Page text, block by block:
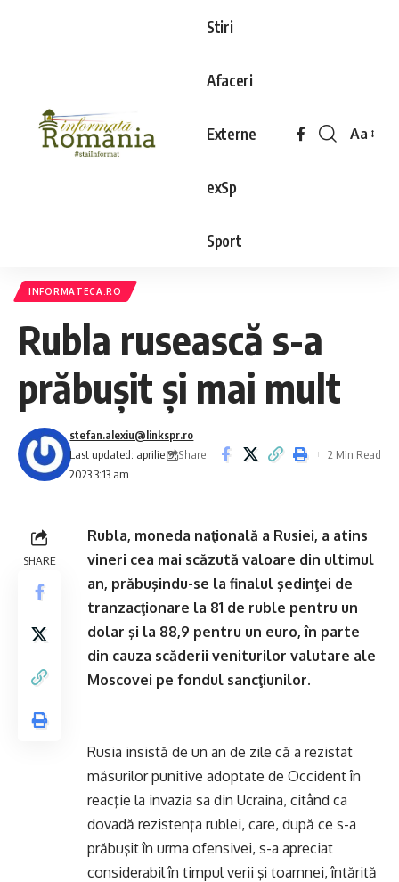
Stiri
Afaceri
Externe
exSp
Sport
Aa
INFORMATECA.RO
Rubla rusească s-a
prăbuşit și mai mult
Last updated: aprilie 9,
2023 3:13 am
stefan.alexiu@linkspr.ro
Share
2 Min Read
SHARE
Rubla, moneda naţională a Rusiei, a atins
vineri cea mai scăzută valoare din ultimul
an, prăbuşindu-se la finalul şedinţei de
tranzacţionare la 81 de ruble pentru un
dolar şi la 88,9 pentru un euro, în parte
din cauza scăderii veniturilor valutare ale
Moscovei pe fondul sancţiunilor.
Rusia insistă de un an de zile că a rezistat
măsurilor punitive adoptate de Occident în
reacţie la invazia sa din Ucraina, citând ca
dovadă rezistenţa rublei, care, după ce s-a
prăbuşit în urma ofensivei, s-a apreciat
considerabil în timpul verii şi toamnei, întărită